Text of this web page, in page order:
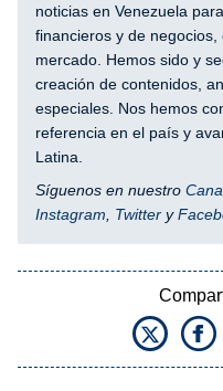
noticias en Venezuela
financieros y de
mercado. Hemos sido y
creación de contenidos,
especiales. Nos hemos
referencia en el país y
Latina.
Síguenos en nuestro
Instagram
Twitter y